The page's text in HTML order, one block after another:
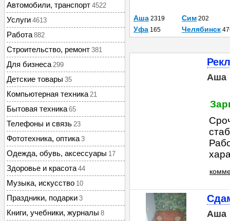
Автомобили, транспорт 4522
Услуги 4613
Работа 882
Строительство, ремонт 381
Для бизнеса 299
Детские товары 35
Компьютерная техника 21
Бытовая техника 65
Телефоны и связь 23
Фототехника, оптика 3
Одежда, обувь, аксессуары 17
Здоровье и красота 44
Музыка, искусство 10
Праздники, подарки 3
Книги, учебники, журналы 8
Аша 2319 Сим 202
Уфа 165 Челябинск
Аша
Аша